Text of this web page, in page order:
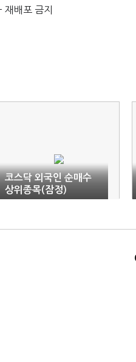
배포 금지
코스닥 외국인 순매수
상위종목(잠정)